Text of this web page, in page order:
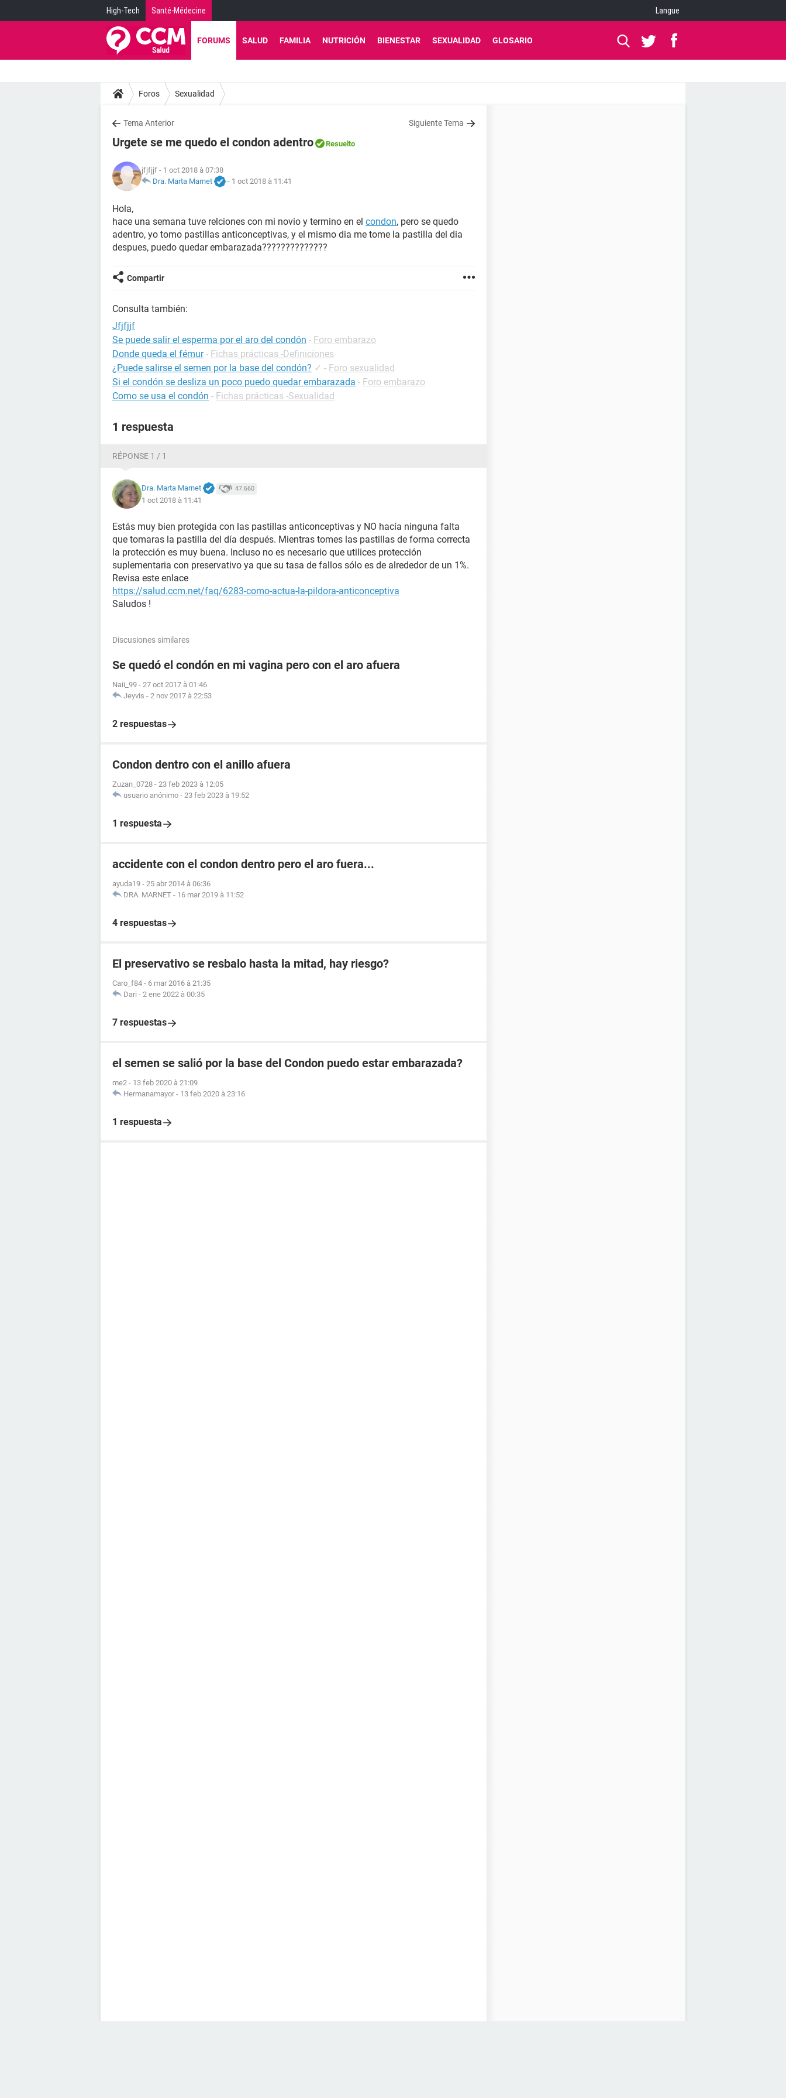
High-Tech Santé-Médecine Langue
FORUMS SALUD FAMILIA NUTRICIÓN BIENESTAR SEXUALIDAD GLOSARIO
Foros Sexualidad
Tema Anterior Siguiente Tema
Urgete se me quedo el condon adentro Resuelto
jfjfjjf - 1 oct 2018 à 07:38
Dra. Marta Marnet
- 1 oct 2018 à 11:41
Hola,
hace una semana tuve relciones con mi novio y termino en el condon, pero se quedo
adentro, yo tomo pastillas anticonceptivas, y el mismo dia me tome la pastilla del dia
despues, puedo quedar embarazada??????????????
Compartir
Consulta también:
Jfjfjjf
Se puede salir el esperma por el aro del condón - Foro embarazo
Donde queda el fémur - Fichas prácticas -Definiciones
¿Puede salirse el semen por la base del condón? ✓ - Foro sexualidad
Si el condón se desliza un poco puedo quedar embarazada - Foro embarazo
Como se usa el condón - Fichas prácticas -Sexualidad
1 respuesta
RÉPONSE 1 / 1
Dra. Marta Marnet 47.660
1 oct 2018 à 11:41
Estás muy bien protegida con las pastillas anticonceptivas y NO hacía ninguna falta
que tomaras la pastilla del día después. Mientras tomes las pastillas de forma correcta
la protección es muy buena. Incluso no es necesario que utilices protección
suplementaria con preservativo ya que su tasa de fallos sólo es de alrededor de un 1%.
Revisa este enlace
https://salud.ccm.net/faq/6283-como-actua-la-pildora-anticonceptiva
Saludos !
Discusiones similares
Se quedó el condón en mi vagina pero con el aro afuera
Naii_99 - 27 oct 2017 à 01:46
Jeyvis - 2 nov 2017 à 22:53
2 respuestas
Condon dentro con el anillo afuera
Zuzan_0728 - 23 feb 2023 à 12:05
usuario anónimo - 23 feb 2023 à 19:52
1 respuesta
accidente con el condon dentro pero el aro fuera...
ayuda19 - 25 abr 2014 à 06:36
DRA. MARNET - 16 mar 2019 à 11:52
4 respuestas
El preservativo se resbalo hasta la mitad, hay riesgo?
Caro_f84 - 6 mar 2016 à 21:35
Dari - 2 ene 2022 à 00:35
7 respuestas
el semen se salió por la base del Condon puedo estar embarazada?
me2 - 13 feb 2020 à 21:09
Hermanamayor - 13 feb 2020 à 23:16
1 respuesta